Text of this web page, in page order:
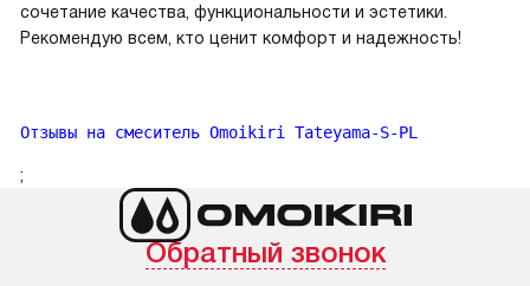
сочетание качества, функциональности и эстетики.
Рекомендую всем, кто ценит комфорт и надежность!
Отзывы на смеситель Omoikiri Tateyama-S-PL
;
Обратный звонок